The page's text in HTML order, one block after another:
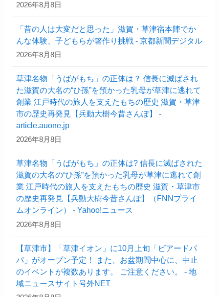
2026年8月8日
「昔の人は大変だと思った」滋賀・草津宿本陣でか
んな体験、子どもらが箸作り挑戦 - 京都新聞デジタル
2026年8月8日
草津名物「うばがもち」の正体は？ 信長に滅ばされ
た滋賀の大名の“ひ孫”を預かった乳母が草津に逃れて
創業 江戸時代の旅人を支えたもちの歴史 滋賀・草津
市の歴史再発見【兵動大樹今昔さんぽ】 -
article.auone.jp
2026年8月8日
草津名物「うばがもち」の正体は? 信長に滅ばされた
滋賀の大名の“ひ孫”を預かった乳母が草津に逃れて創
業 江戸時代の旅人を支えたもちの歴史 滋賀・草津市
の歴史再発見【兵動大樹今昔さんぽ】（FNNプライ
ムオンライン） - Yahoo!ニュース
2026年8月8日
【草津市】「草津イオン」に10月上旬「ビアードパ
パ」がオープン予定！ また、お盆期間中心に、中止
のイベントが複数あります。 ご注意ください。 - 地
域ニュースサイト号外NET